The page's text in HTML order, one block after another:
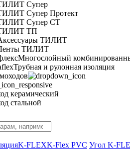
Супер
Супер Протект
Супер СТ
ТП
ТИЛИТ
ТИЛИТ
Многослойный
Трубная и рулонная изоляция
керамический
стальной
K-FLEXK-Flex PVC Угол K-